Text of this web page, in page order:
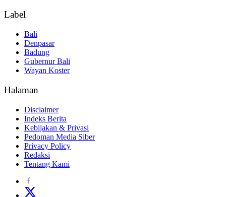
Label
Bali
Denpasar
Badung
Gubernur Bali
Wayan Koster
Halaman
Disclaimer
Indeks Berita
Kebijakan & Privasi
Pedoman Media Siber
Privacy Policy
Redaksi
Tentang Kami